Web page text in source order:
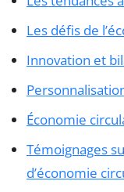
Les défis de
Innovation et
Économie
Témoignages
d’économie